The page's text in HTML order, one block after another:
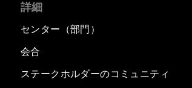
詳細
センター（部門）
会合
ステークホルダーのコミュニティ